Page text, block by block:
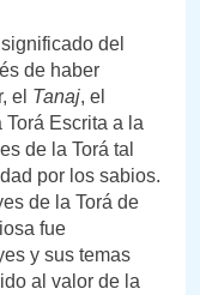
del
de haber
el Tanaj, el
Escrita a la
de la Torá tal
por los sabios.
de la Torá de
fue
y sus temas
al valor de la